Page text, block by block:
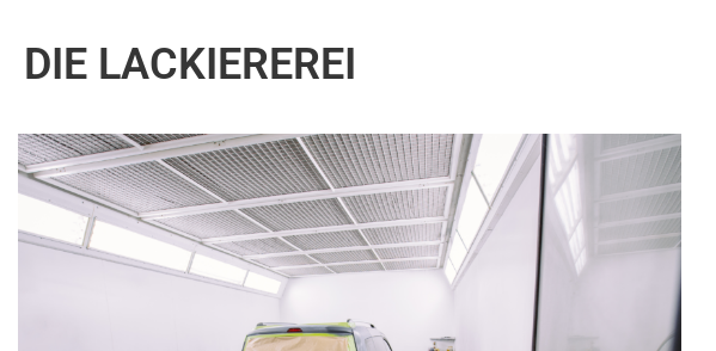
DIE LACKIEREREI